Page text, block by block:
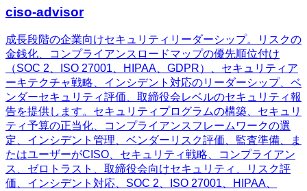
ciso-advisor
成長段階の企業向けセキュリティリーダーシップ。リスクの
金銭化、コンプライアンスロードマップの優先順位付け
（SOC 2、ISO 27001、HIPAA、GDPR）、セキュリティア
ーキテクチャ戦略、インシデント対応のリーダーシップ、ベ
ンダーセキュリティ評価、取締役会レベルのセキュリティ報
告を提供します。セキュリティプログラムの構築、セキュリ
ティ予算の正当化、コンプライアンスフレームワークの選
定、インシデント管理、ベンダーリスク評価、監査準備、ま
たはユーザーがCISO、セキュリティ戦略、コンプライアン
ス、ゼロトラスト、取締役会向けセキュリティ、リスク評
価、インシデント対応、SOC 2、ISO 27001、HIPAA、